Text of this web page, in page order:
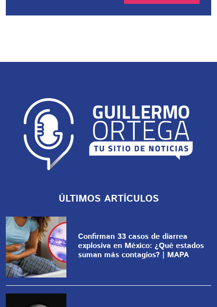
ÚLTIMOS ARTÍCULOS
Confirman 33 casos de diarrea
explosiva en México: ¿Qué estados
suman más contagios? | MAPA